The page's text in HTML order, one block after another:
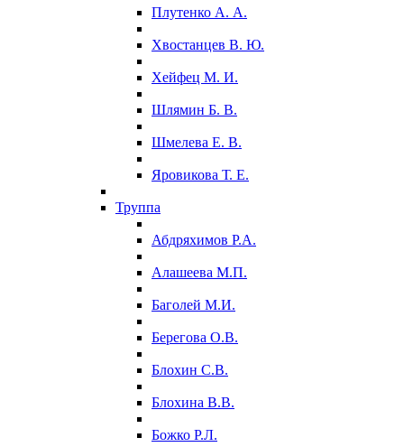
Плутенко А. А.
Хвостанцев В. Ю.
Хейфец М. И.
Шлямин Б. В.
Шмелева Е. В.
Яровикова Т. Е.
Труппа
Абдряхимов Р.А.
Алашеева М.П.
Баголей М.И.
Берегова О.В.
Блохин С.В.
Блохина В.В.
Божко Р.Л.